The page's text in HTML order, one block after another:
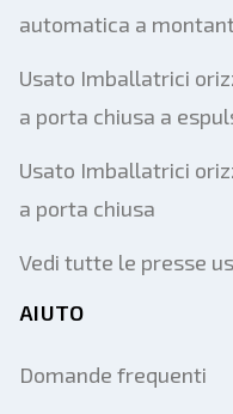
automatica a
Usato Imballatrici
a porta chiusa a
Usato Imballatrici
a porta chiusa
Vedi tutte le presse
AIUTO
Domande frequenti